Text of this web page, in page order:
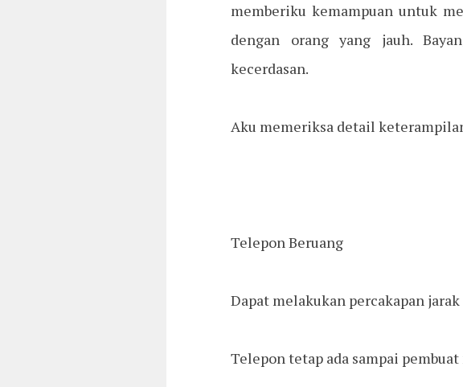
memberiku kemampuan untuk
dengan orang yang jauh.
kecerdasan.
Aku memeriksa detail
Telepon Beruang
Dapat melakukan percakapan
Telepon tetap ada sampai